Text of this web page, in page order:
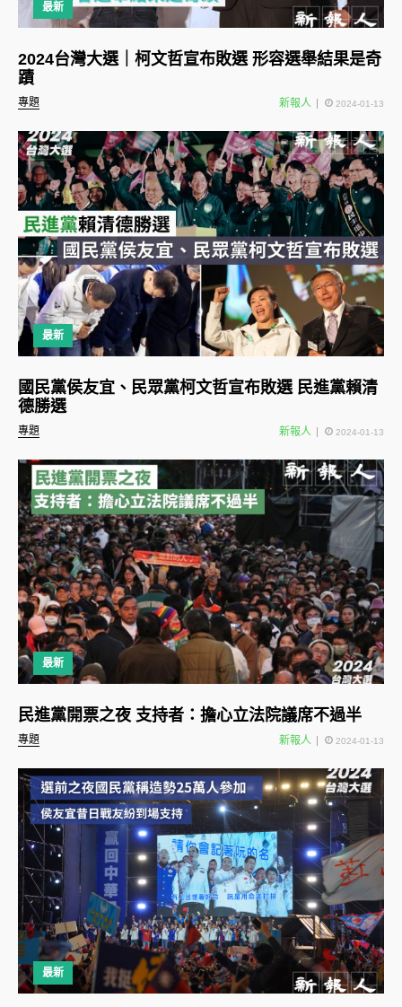
最新
專題
2024台灣大選｜柯文哲宣布敗選 形容選舉結果是奇
蹟
新報人 2024-01-13
最新
專題
國民黨侯友宜、民眾黨柯文哲宣布敗選 民進黨賴清
德勝選
新報人 2024-01-13
最新
專題
民進黨開票之夜 支持者：擔心立法院議席不過半
新報人 2024-01-13
最新